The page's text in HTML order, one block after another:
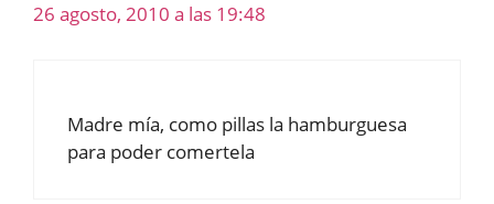
26 agosto, 2010 a las 19:48
Madre mía, como pillas la hamburguesa
para poder comertela